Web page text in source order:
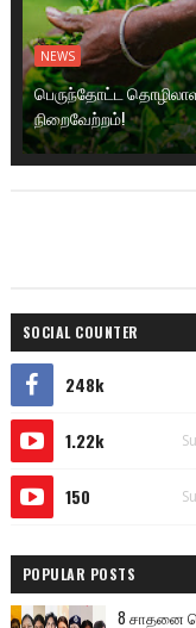
NEWS
பெருந்தோட்ட
நிறைவேற்றம்!
SOCIAL COUNTER
248k
1.22k
150
POPULAR POSTS
8 சாதனை